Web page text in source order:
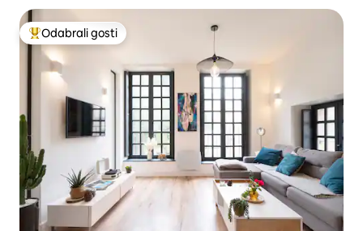
Među najviše rangiranima s oznakom „Odabrali gosti”
Odabrali gosti